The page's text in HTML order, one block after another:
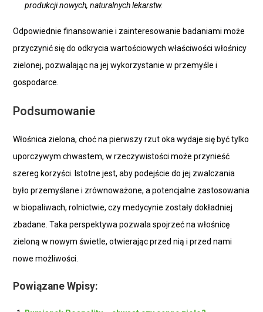
produkcji nowych, naturalnych lekarstw.
Odpowiednie finansowanie i zainteresowanie badaniami może
przyczynić się do odkrycia wartościowych właściwości włośnicy
zielonej, pozwalając na jej wykorzystanie w przemyśle i
gospodarce.
Podsumowanie
Włośnica zielona, choć na pierwszy rzut oka wydaje się być tylko
uporczywym chwastem, w rzeczywistości może przynieść
szereg korzyści. Istotne jest, aby podejście do jej zwalczania
było przemyślane i zrównoważone, a potencjalne zastosowania
w biopaliwach, rolnictwie, czy medycynie zostały dokładniej
zbadane. Taka perspektywa pozwala spojrzeć na włośnicę
zieloną w nowym świetle, otwierając przed nią i przed nami
nowe możliwości.
Powiązane Wpisy: